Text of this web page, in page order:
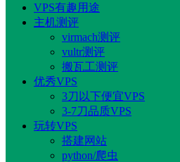
VPS有趣用途
主机测评
virmach测评
vultr测评
搬瓦工测评
优秀VPS
3刀以下便宜VPS
3-7刀品质VPS
玩转VPS
搭建网站
python/爬虫